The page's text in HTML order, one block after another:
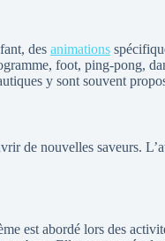
des animations
foot, ping-pong,
y sont souvent
de nouvelles saveurs.
est abordé lors des